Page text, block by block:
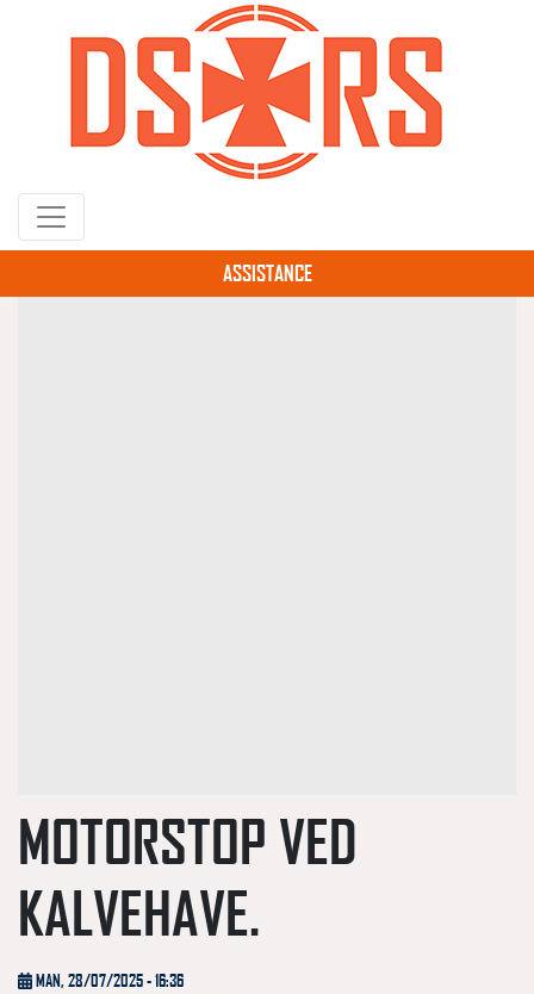
hovedindhold
ASSISTANCE
MOTORSTOP VED
KALVEHAVE.
MAN, 28/07/2025 - 16:36